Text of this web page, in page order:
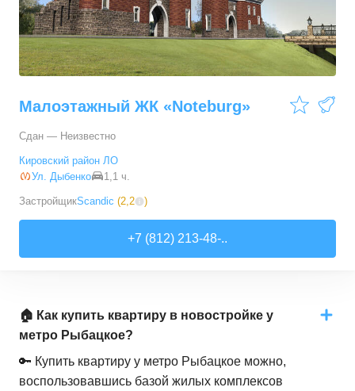
Малоэтажный ЖК «Noteburg»
Сдан — Неизвестно
Кировский район ЛО
Ул. Дыбенко
1,1 ч.
ЗастройщикScandic (2,2 )
+7 (812) 213-48-..
🏠 Как купить квартиру в новостройке у
метро Рыбацкое?
🔑 Купить квартиру у метро Рыбацкое можно,
воспользовавшись базой жилых комплексов